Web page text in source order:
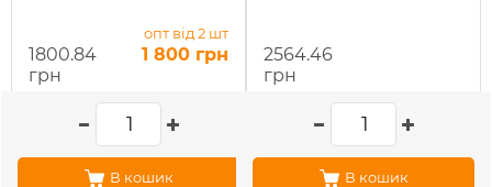
1800.84
грн
опт від 2 шт
1 800 грн
В кошик
2564.46
грн
В кошик